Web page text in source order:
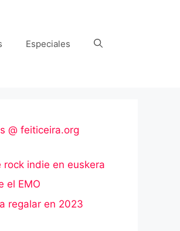
Especiales
@ feiticeira.org
rock indie en euskera
el EMO
regalar en 2023